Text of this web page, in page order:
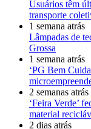
Usuários têm
transporte
1 semana atrás
Lâmpadas de
Grossa
1 semana atrás
‘PG Bem
2 semanas atrás
‘Feira Verde’
material
2 dias atrás